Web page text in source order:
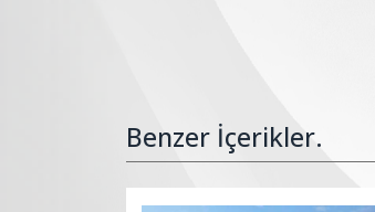
Benzer İçerikler.